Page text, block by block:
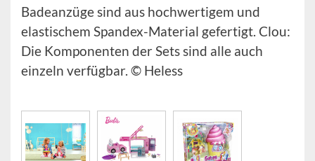
Badeanzüge sind aus hochwertigem und
elastischem Spandex-Material gefertigt. Clou:
Die Komponenten der Sets sind alle auch
einzeln verfügbar. © Heless